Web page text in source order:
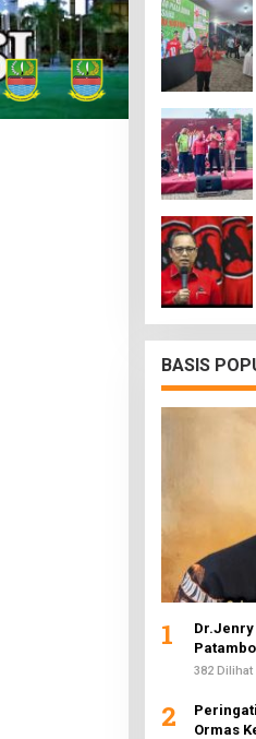
BASIS
1
Dr.Jenry
Evaluasi
382 Dilihat
2
Ormas